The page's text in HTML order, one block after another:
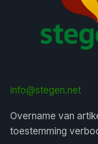
info@stegen.net
Overname van
toestemming